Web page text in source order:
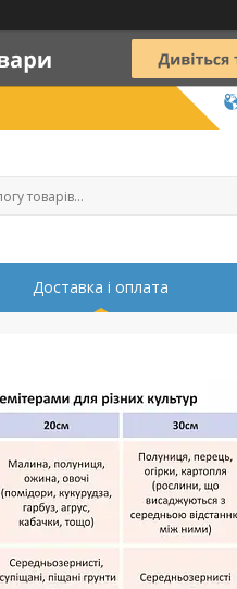
Доставка і оплата